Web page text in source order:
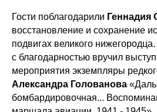
Гости поблагодарили Геннадия
восстановление и сохранение
подвигах великого
с благодарностью вручил
мероприятия экземпляры
Александра Голованова
бомбардировочная...